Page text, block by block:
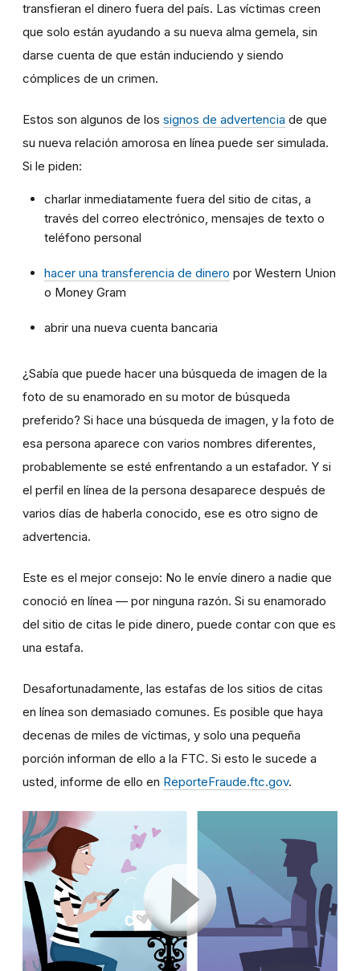
transfieran el dinero fuera del país. Las víctimas creen
que solo están ayudando a su nueva alma gemela, sin
darse cuenta de que están induciendo y siendo
cómplices de un crimen.
Estos son algunos de los signos de advertencia de que
su nueva relación amorosa en línea puede ser simulada.
Si le piden:
charlar inmediatamente fuera del sitio de citas, a
través del correo electrónico, mensajes de texto o
teléfono personal
hacer una transferencia de dinero por Western Union
o Money Gram
abrir una nueva cuenta bancaria
¿Sabía que puede hacer una búsqueda de imagen de la
foto de su enamorado en su motor de búsqueda
preferido? Si hace una búsqueda de imagen, y la foto de
esa persona aparece con varios nombres diferentes,
probablemente se esté enfrentando a un estafador. Y si
el perfil en línea de la persona desaparece después de
varios días de haberla conocido, ese es otro signo de
advertencia.
Este es el mejor consejo: No le envíe dinero a nadie que
conoció en línea — por ninguna razón. Si su enamorado
del sitio de citas le pide dinero, puede contar con que es
una estafa.
Desafortunadamente, las estafas de los sitios de citas
en línea son demasiado comunes. Es posible que haya
decenas de miles de víctimas, y solo una pequeña
porción informan de ello a la FTC. Si esto le sucede a
usted, informe de ello en ReporteFraude.ftc.gov.